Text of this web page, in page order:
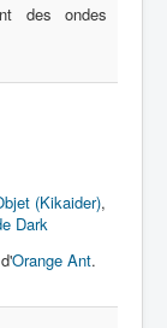
des ondes
(Kikaider),
Dark
Orange Ant.